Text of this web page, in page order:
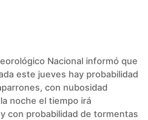
Nacional informó que
este jueves hay probabilidad
con nubosidad
noche el tiempo irá
con probabilidad de tormentas